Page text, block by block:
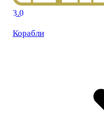
3.0
Корабли